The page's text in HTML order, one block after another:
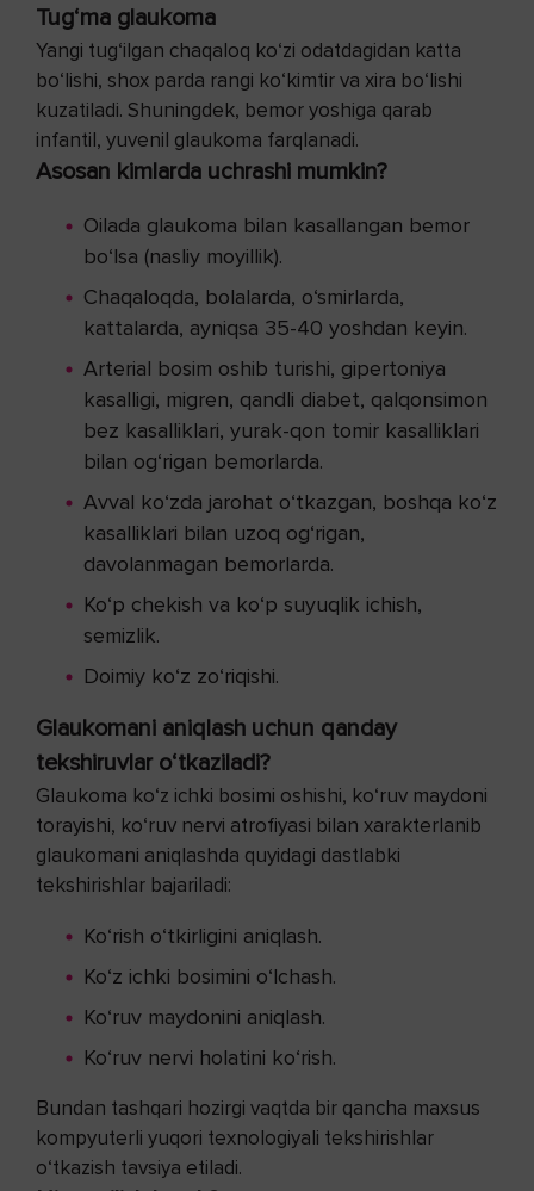
Tug‘ma glaukoma
Yangi tug‘ilgan chaqaloq ko‘zi odatdagidan katta
bo‘lishi, shox parda rangi ko‘kimtir va xira bo‘lishi
kuzatiladi. Shuningdek, bemor yoshiga qarab
infantil, yuvenil glaukoma farqlanadi.
Asosan kimlarda uchrashi mumkin?
Oilada glaukoma bilan kasallangan bemor
bo‘lsa (nasliy moyillik).
Chaqaloqda, bolalarda, o‘smirlarda,
kattalarda, ayniqsa 35-40 yoshdan keyin.
Arterial bosim oshib turishi, gipertoniya
kasalligi, migren, qandli diabet, qalqonsimon
bez kasalliklari, yurak-qon tomir kasalliklari
bilan og‘rigan bemorlarda.
Avval ko‘zda jarohat o‘tkazgan, boshqa ko‘z
kasalliklari bilan uzoq og‘rigan,
davolanmagan bemorlarda.
Ko‘p chekish va ko‘p suyuqlik ichish,
semizlik.
Doimiy ko‘z zo‘riqishi.
Glaukomani aniqlash uchun qanday
tekshiruvlar o‘tkaziladi?
Glaukoma ko‘z ichki bosimi oshishi, ko‘ruv maydoni
torayishi, ko‘ruv nervi atrofiyasi bilan xarakterlanib
glaukomani aniqlashda quyidagi dastlabki
tekshirishlar bajariladi:
Ko‘rish o‘tkirligini aniqlash.
Ko‘z ichki bosimini o‘lchash.
Ko‘ruv maydonini aniqlash.
Ko‘ruv nervi holatini ko‘rish.
Bundan tashqari hozirgi vaqtda bir qancha maxsus
kompyuterli yuqori texnologiyali tekshirishlar
o‘tkazish tavsiya etiladi.